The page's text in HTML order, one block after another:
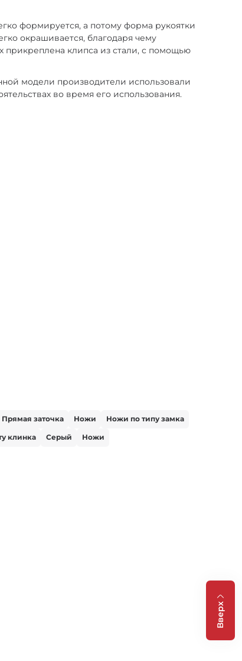
формируется, а потому форма рукоятки
окрашивается, благодаря чему
прикреплена клипса из стали, с помощью
модели производители использовали
во время его использования.
Прямая заточка Ножи Ножи по типу замка
клинка Серый Ножи
Вверх